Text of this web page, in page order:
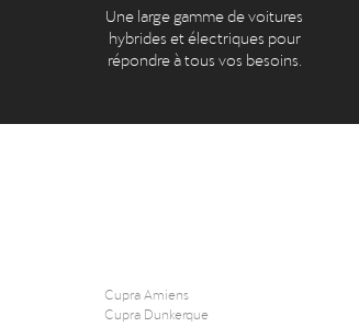
Une large gamme de voitures
hybrides et électriques pour
répondre à tous vos besoins.
Cupra Amiens
Cupra Dunkerque